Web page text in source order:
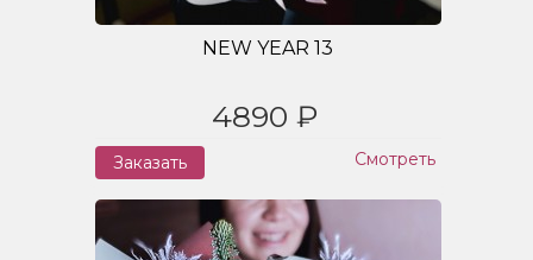
NEW YEAR 13
4890 ₽
Заказать Смотреть